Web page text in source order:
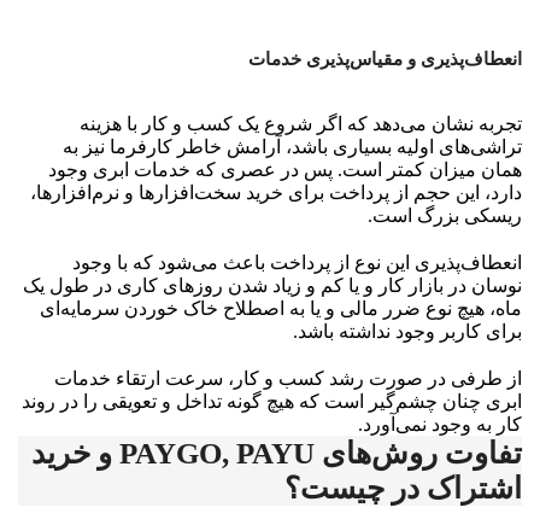
انعطاف‌پذیری و مقیاس‌پذیری خدمات
تجربه نشان می‌دهد که اگر شروع یک کسب و کار با هزینه
تراشی‌های اولیه بسیاری باشد، آرامش خاطر کارفرما نیز به
همان میزان کمتر است. پس در عصری که خدمات ابری وجود
دارد، این حجم از پرداخت برای خرید سخت‌افزارها و نرم‌افزارها،
ریسکی بزرگ است.
انعطاف‌پذیری این نوع از پرداخت باعث می‌شود که با وجود
نوسان در بازار کار و یا کم و زیاد شدن روزهای کاری در طول یک
ماه، هیچ نوع ضرر مالی و یا به اصطلاح خاک خوردن سرمایه‌ای
برای کاربر وجود نداشته باشد.
از طرفی در صورت رشد کسب و کار، سرعت ارتقاء خدمات
ابری چنان چشم‌گیر است که هیچ گونه تداخل و تعویقی را در روند
کار به وجود نمی‌آورد.
تفاوت روش‌های PAYGO, PAYU و خرید
اشتراک در چیست؟